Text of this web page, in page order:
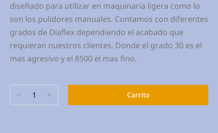
diseñado para utilizar en maquinaria ligera como lo
son los pulidores manuales. Contamos con diferentes
grados de Diaflex dependiendo el acabado que
requieran nuestros clientes. Donde el grado 30 es el
mas agresivo y el 8500 el mas fino.
﹣ ﹢ Carrito